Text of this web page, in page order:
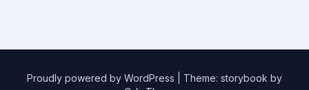
Proudly powered by WordPress
Theme: storybook by